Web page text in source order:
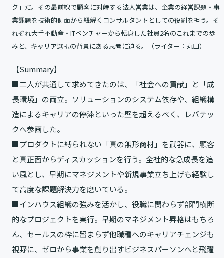
ク」だ。その最前線で顧客に対峙する法人営業は、企業の経営課題・事
業課題を技術的側面から紐解くコンサルタントとしての役割を担う。そ
れぞれ大手不動産・ITベンチャーから転身した社員2名のこれまでの歩
みと、キャリア選択の背景にある思考に迫る。（ライター：丸田）
【Summary】
■二人が共通して求めてきたのは、「社会への貢献」と「成
長環境」の両立。ソリューションのシステム依存や、組織構
造によるキャリアの停滞といった壁を超えるべく、レバテッ
クへ参画した。
■プロダクトに縛られない「真の無形商材」を武器に、顧客
と真正面からディスカッションを行う。全社的な急成長を追
い風とし、早期にマネジメントや新規事業立ち上げも経験し
て高度な課題解決力を磨いている。
■インハウス組織の強みを活かし、役職に関わらず部門横断
的なプロジェクトを実行。早期のマネジメント昇格はもちろ
ん、セールスの枠に留まらず他職種へのキャリアチェンジも
視野に、ゼロから事業を創り出すビジネスパーソンへと飛躍